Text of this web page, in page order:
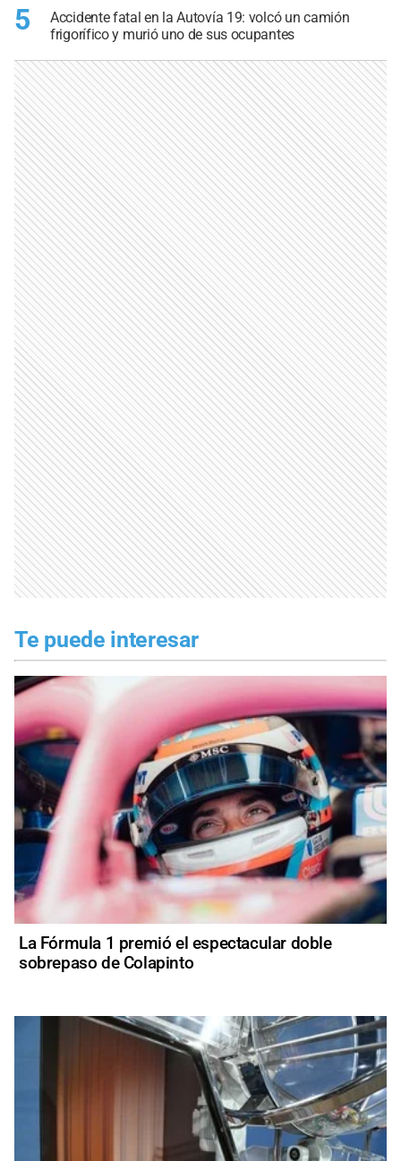
5
Accidente fatal en la Autovía 19: volcó un camión
frigorífico y murió uno de sus ocupantes
Te puede interesar
La Fórmula 1 premió el espectacular doble
sobrepaso de Colapinto